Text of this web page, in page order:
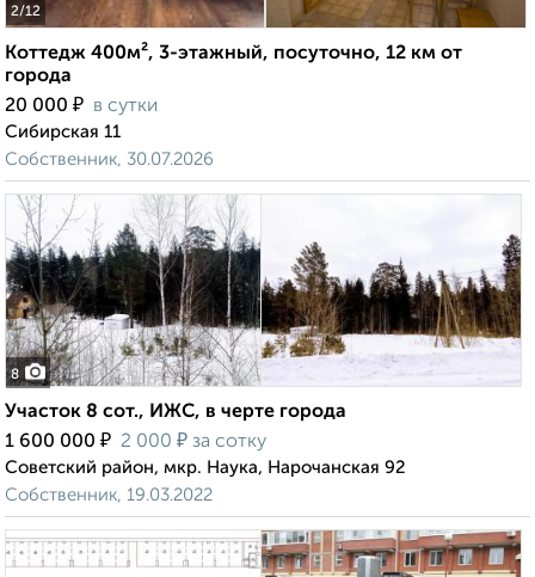
2/12
Коттедж 400м², 3-этажный, посуточно, 12 км от
города
20 000 ₽ в сутки
Сибирская 11
Собственник, 30.07.2026
8
Участок 8 сот., ИЖС, в черте города
1 600 000 ₽ 2 000 ₽ за сотку
Советский район, мкр. Наука, Нарочанская 92
Собственник, 19.03.2022